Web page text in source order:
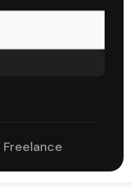
Freelance